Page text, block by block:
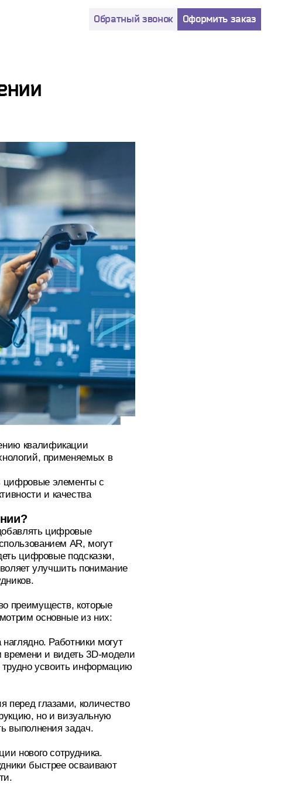
Обратный звонок Оформить заказ
квалификации
применяемых в
цифровые элементы с
и качества
цифровые
AR, могут
цифровые подсказки,
улучшить понимание
преимуществ, которые
основные из них:
Работники могут
времени и видеть 3D-модели
трудно усвоить информацию
перед глазами, количество
но и визуальную
выполнения задач.
нового сотрудника.
быстрее осваивают